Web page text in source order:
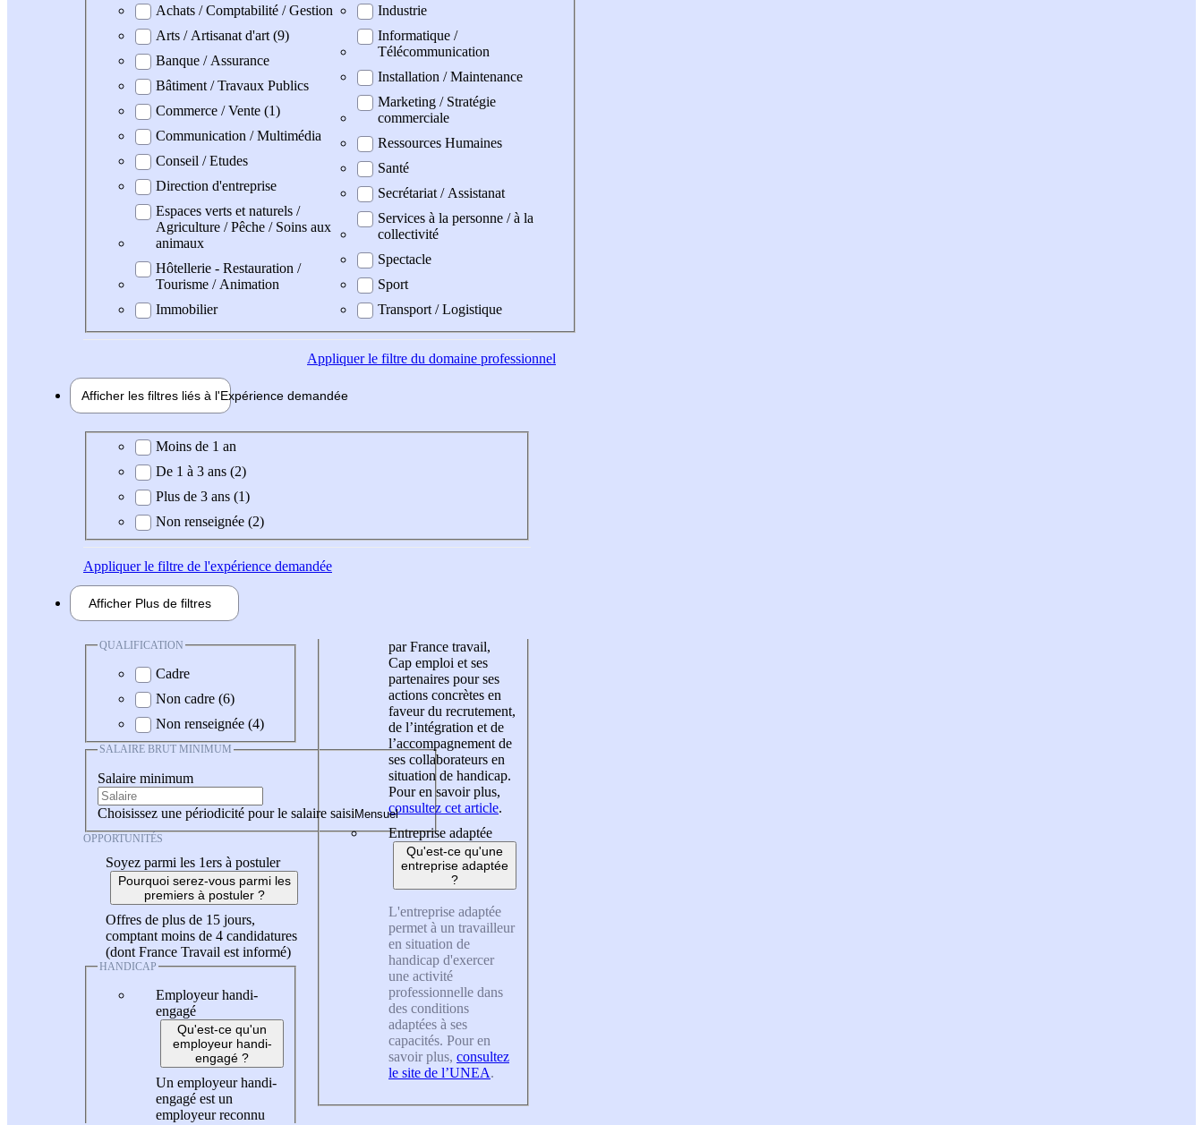
Domaine professionel
Achats / Comptabilité / Gestion
Arts / Artisanat d'art (9)
Banque / Assurance
Bâtiment / Travaux Publics
Commerce / Vente (1)
Communication / Multimédia
Conseil / Etudes
Direction d'entreprise
Espaces verts et naturels /
Agriculture / Pêche / Soins aux
animaux
Hôtellerie - Restauration /
Tourisme / Animation
Immobilier
Industrie
Informatique /
Télécommunication
Installation / Maintenance
Marketing / Stratégie
commerciale
Ressources Humaines
Santé
Secrétariat / Assistanat
Services à la personne / à la
collectivité
Spectacle
Sport
Transport / Logistique
Appliquerle filtre du domaine professionnel
Afficher les filtres liés à l'Expérience demandée
Expérience demandée
Moins de 1 an
De 1 à 3 ans (2)
Plus de 3 ans (1)
Non renseignée (2)
Appliquerle filtre de l'expérience demandée
Afficher Plus de filtres
QUALIFICATION
Cadre
Non cadre (6)
Non renseignée (4)
SALAIRE BRUT MINIMUM
Salaire minimum
Choisissez une périodicité pour le salaire saisi
OPPORTUNITÉS
Soyez parmi les 1ers à postuler
Pourquoi serez-vous parmi les
premiers à postuler ?
Offres de plus de 15 jours,
comptant moins de 4 candidatures
(dont France Travail est informé)
HANDICAP
Employeur handi-
engagé
Qu'est-ce qu'un
employeur handi-
engagé ?
Un employeur handi-
engagé est un
employeur reconnu
par France travail,
Cap emploi et ses
partenaires pour ses
actions concrètes en
faveur du recrutement,
de l’intégration et de
l’accompagnement de
ses collaborateurs en
situation de handicap.
Pour en savoir plus,
consultez cet article.
Entreprise adaptée
Qu'est-ce qu'une
entreprise adaptée
?
L'entreprise adaptée
permet à un travailleur
en situation de
handicap d'exercer
une activité
professionnelle dans
des conditions
adaptées à ses
capacités. Pour en
savoir plus, consultez
le site de l’UNEA.